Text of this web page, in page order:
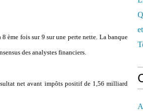
ème fois sur 9 sur une perte nette. La banque
des analystes financiers.
net avant impôts positif de 1,56 milliard